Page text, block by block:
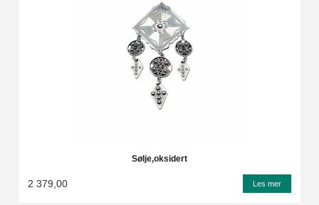
Sølje,oksidert
2 379,00 Les mer